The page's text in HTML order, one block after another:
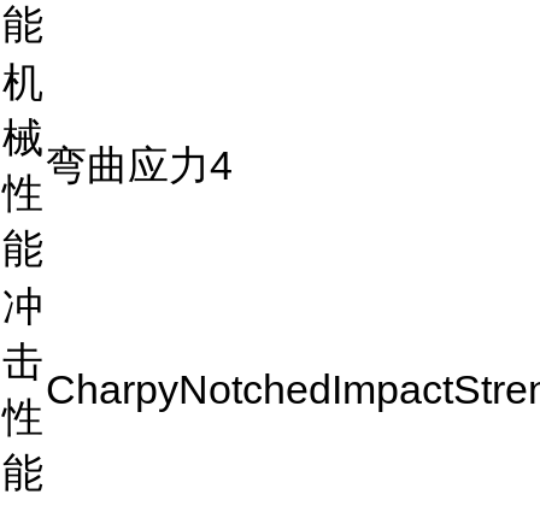
能
机
械
性
能
弯曲应力4
冲
击
性
能